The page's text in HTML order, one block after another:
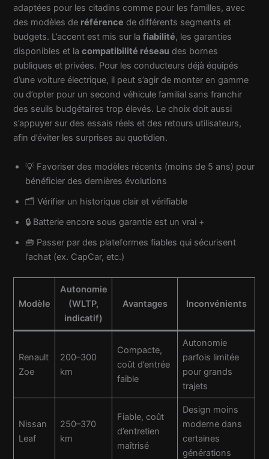
adaptées pour les citadins comme pour les familles, avec
des modèles de référence de différents segments et
budgets. L’accent est mis sur lafiabilité, les garanties
disponibles et lacompatibilité réseau des bornes
publiques et privées. Pour les conducteurs déjà équipés
d’une voiture électrique, il peut s’agir de monter en gamme
ou d’opter pour un second véhicule familial sans franchir
des seuils budgétaires trop élevés. Le choix doit aussi
s’appuyer sur des essais réels et des retours utilisateurs,
afin d’éviter les surprises au quotidien.
💡 Favoriser des modèles récents (moins de 5 ans) pour
bénéficier des dernières évolutions
🗂 Vérifier un historique clair et vérifiable
🔒 Batterie encore sous garantie est un vrai +
🧰 Passer par des plateformes fiables qui sécurisent
l’achat (ex. CapCar, etc.)
Modèle
Autonomie
(WLTP,
indicatif)
Avantages Inconvénients
Renault
Zoe
200–300
km
Compacte,
coût d’entrée
faible
Autonomie
parfois limitée
pour grands
trajets
Nissan
Leaf
250–370
km
Fiable, coût
d’entretien
maîtrisé
Design moins
moderne dans
certaines
générations